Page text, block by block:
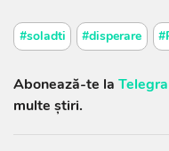
#soladti #disperare
Abonează-te la
multe știri.